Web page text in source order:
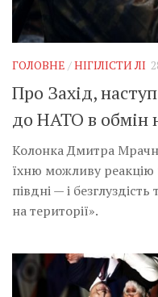
ГОЛОВНЕ /НІГІЛІСТИ ЛІ
Про Захід,
до НАТО в обмін
Колонка Дмитра
їхню можливу
півдні — і
на території».